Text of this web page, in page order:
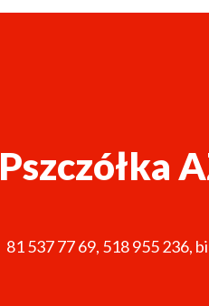
Pszczółka
81 537 77 69, 518 955 236,